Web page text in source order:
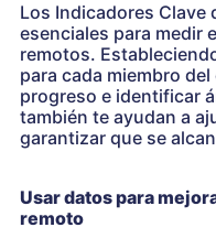
Los Indicadores Clave
esenciales para medir
remotos.
para cada miembro
progreso e identificar
también te ayudan a
garantizar que se
Usar datos para
remoto